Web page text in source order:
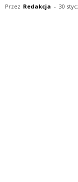
Przez Redakcja - 30